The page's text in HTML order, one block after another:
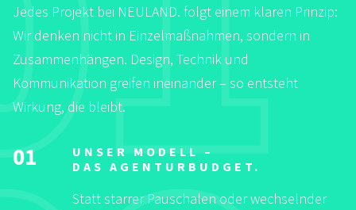
Jedes Projekt bei NEULAND. folgt einem klaren Prinzip:
Wir denken nicht in Einzelmaßnahmen, sondern in
Zusammenhängen. Design, Technik und
Kommunikation greifen ineinander – so entsteht
Wirkung, die bleibt.
01
UNSER MODELL –
DAS AGENTURBUDGET.
Statt starrer Pauschalen oder wechselnder